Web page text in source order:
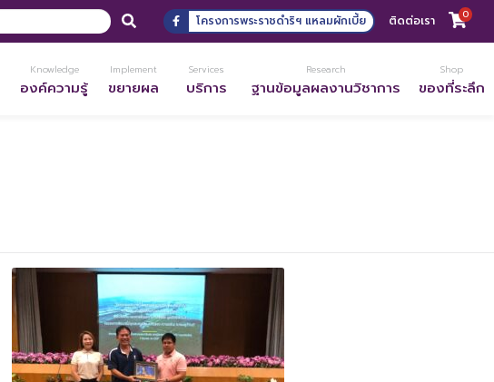
โครงการพระราชดำริฯ แหลมผักเบี้ย ติดต่อเรา 0
Knowledge
องค์ความรู้
Implement
ขยายผล
Services
บริการ
Research
ฐานข้อมูลผลงานวิชาการ
Shop
ของที่ระลึก